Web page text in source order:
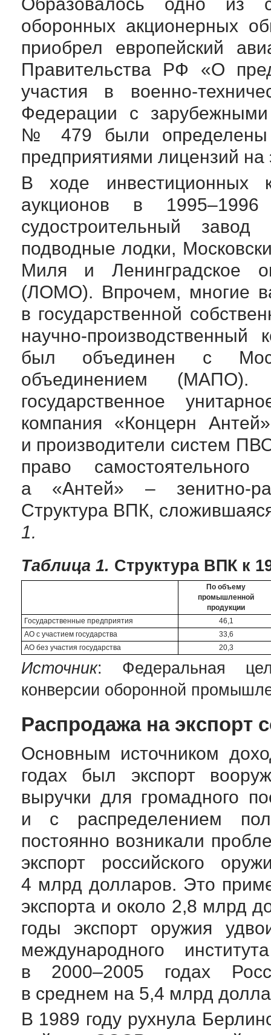
оборонных акционерных
приобрел европейский
Правительства РФ «О
участия в военно-
Федерации с
№ 479 были определены
предприятиями лицензий на
В ходе инвестиционных
аукционов в
судостроительный
подводные лодки,
Миля и Ленинградское
(ЛОМО). Впрочем, многие
в государственной
научно-производственный
был объединен с
объединением
государственное
компания «Концерн
и производители систем
право
а «Антей» – зенитно-
Структура ВПК,
1.
Таблица 1. Структура ВПК к
По объему
промышленной
продукции
Государственные предприятия
46,1
АО с участием государства
33,6
АО без участия государства
20,3
Источник: Федеральная
конверсии оборонной
Распродажа на экспорт
Основным источником
годах был экспорт
выручки для громадного
и с распределением
постоянно возникали
экспорт российского
4 млрд долларов. Это
экспорта и около 2,8 млрд
годы экспорт оружия
международного
в 2000–2005 годах
в среднем на 5,4 млрд
В 1989 году рухнула